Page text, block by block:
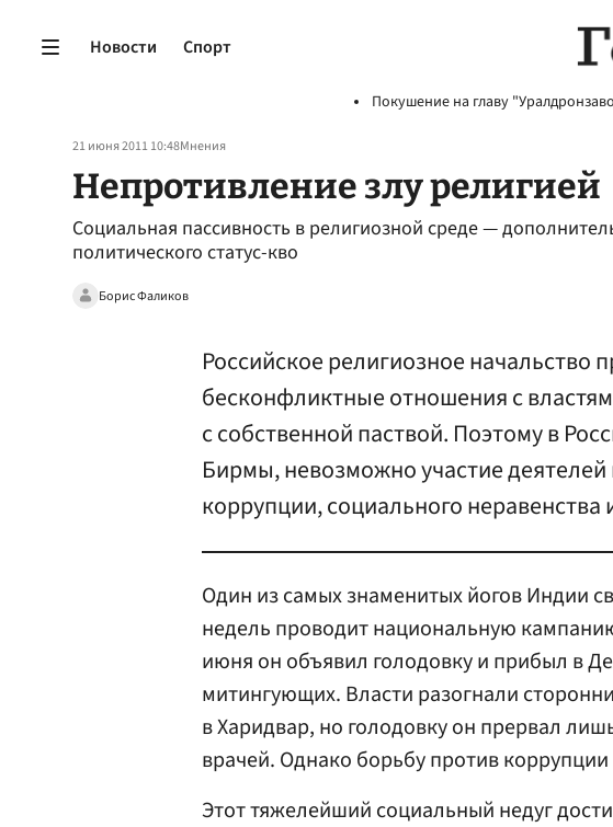
Новости Спорт
Покушение на главу
21 июня 2011 10:48Мнения
Непротивление злу религией
Социальная пассивность в религиозной среде —
политического статус-кво
Борис Фаликов
Российское религиозное начальство
бесконфликтные отношения с
с собственной паствой. Поэтому в
Бирмы, невозможно участие
коррупции, социального
Один из самых знаменитых йогов Индии
недель проводит национальную
июня он объявил голодовку и прибыл в
митингующих. Власти разогнали
в Харидвар, но голодовку он прервал
врачей. Однако борьбу против коррупции
Этот тяжелейший социальный недуг